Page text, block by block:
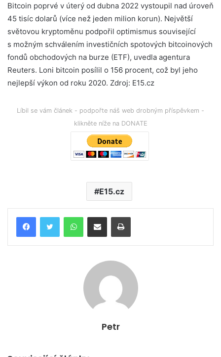
Bitcoin poprvé v úterý od dubna 2022 vystoupil nad úroveň
45 tisíc dolarů (více než jeden milion korun). Největší
světovou kryptoměnu podpořil optimismus související
s možným schválením investičních spotových bitcoinových
fondů obchodových na burze (ETF), uvedla agentura
Reuters. Loni bitcoin posílil o 156 procent, což byl jeho
nejlepší výkon od roku 2020. Zdroj: E15.cz
Líbil se vám článek - podpořte náš web drobným příspěvkem -
klikněte níže na DONATE
E15.cz
Poslat emailem
Petr